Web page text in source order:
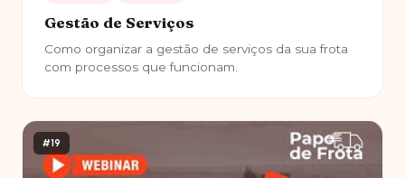
Gestão de Serviços
Como organizar a gestão de serviços da sua frota
com processos que funcionam.
#19